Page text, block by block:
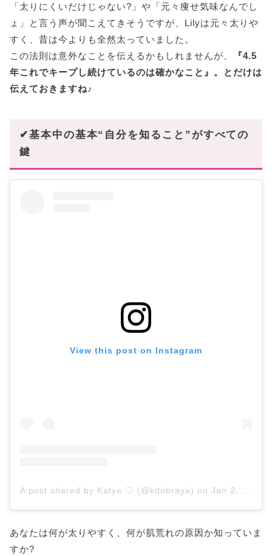
「太りにくいだけじゃない?」や「元々痩せ気味なんでし
ょ」と言う声が聞こえてきそうですが、Lilyは元々太りや
すく、昔は今よりも全然太っていました。
この法則は意外なことを伝えるかもしれませんが、
『4.5
年これでキープし続けているのは確かなこと』。とだけは
伝えておきますね♪
✔基本中の基本“自分を知ること”がすべての
鍵
View this post on Instagram
A post shared by Katya ♡ (@kdobraya) on Jan 2, 2019 at 1:12am PST
あなたは何が太りやすく、何が肌荒れの原因か知っていま
すか?